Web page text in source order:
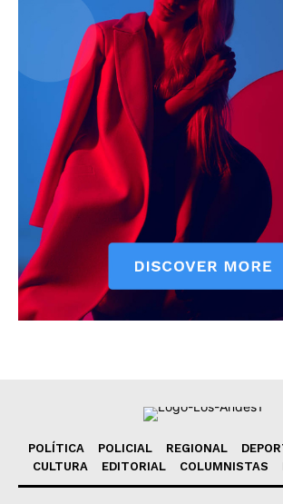
POLÍTICA POLICIAL REGIONAL
CULTURA
EDITORIAL COLUMNISTAS